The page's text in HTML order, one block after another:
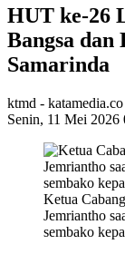
HUT ke-26
Bangsa
Samarinda
ktmd - katamedia.co
Senin, 11 Mei
Ketua
Jemriantho
sembako